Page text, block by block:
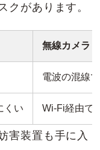
クがあります。
無線カメラ
電波の混線
くい Wi-Fi経由で
害装置も手に入